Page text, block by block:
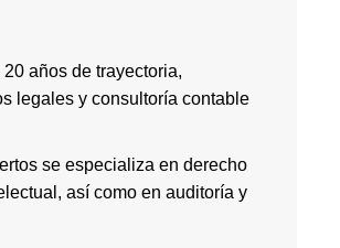
años de trayectoria,
legales y consultoría contable
se especializa en derecho
así como en auditoría y